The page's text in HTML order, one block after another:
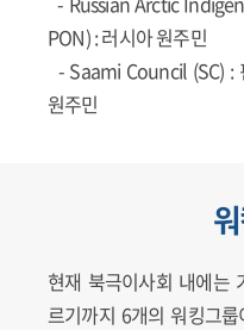
PON): 러시아 원주민
- Saami Council (SC) :
원주민
현재 북극이사회 내에는
르기까지 6개의 워킹그